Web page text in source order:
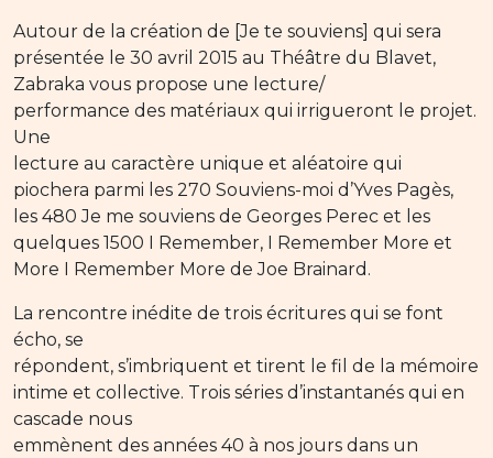
Autour de la création de [Je te souviens] qui sera
présentée le 30 avril 2015 au Théâtre du Blavet,
Zabraka vous propose une lecture/
performance des matériaux qui irrigueront le projet.
Une
lecture au caractère unique et aléatoire qui
piochera parmi les 270 Souviens-moi d’Yves Pagès,
les 480 Je me souviens de Georges Perec et les
quelques 1500 I Remember, I Remember More et
More I Remember More de Joe Brainard.
La rencontre inédite de trois écritures qui se font
écho, se
répondent, s’imbriquent et tirent le fil de la mémoire
intime et collective. Trois séries d’instantanés qui en
cascade nous
emmènent des années 40 à nos jours dans un